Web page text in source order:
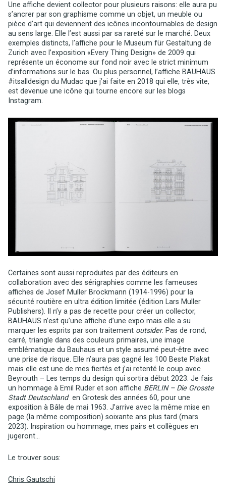
Une affiche devient collector pour plusieurs raisons: elle aura pu
s’ancrer par son graphisme comme un objet, un meuble ou
pièce d’art qui deviennent des icônes incontournables de design
au sens large. Elle l’est aussi par sa rareté sur le marché. Deux
exemples distincts, l’affiche pour le Museum für Gestaltung de
Zurich avec l’exposition «Every Thing Design» de 2009 qui
représente un économe sur fond noir avec le strict minimum
d’informations sur le bas. Ou plus personnel, l’affiche BAUHAUS
#itsalldesign du Mudac que j’ai faite en 2018 qui elle, très vite,
est devenue une icône qui tourne encore sur les blogs
Instagram.
Certaines sont aussi reproduites par des éditeurs en
collaboration avec des sérigraphies comme les fameuses
affiches de Josef Muller Brockmann (1914-1996) pour la
sécurité routière en ultra édition limitée (édition Lars Muller
Publishers). Il n’y a pas de recette pour créer un collector,
BAUHAUS n’est qu’une affiche d’une expo mais elle a su
marquer les esprits par son traitement outsider. Pas de rond,
carré, triangle dans des couleurs primaires, une image
emblématique du Bauhaus et un style assumé peut-être avec
une prise de risque. Elle n’aura pas gagné les 100 Beste Plakat
mais elle est une de mes fiertés et j’ai retenté le coup avec
Beyrouth – Les temps du design qui sortira début 2023. Je fais
un hommage à Emil Ruder et son affiche BERLIN – Die Grosste
Stadt Deutschlanden Grotesk des années 60, pour une
exposition à Bâle de mai 1963. J’arrive avec la même mise en
page (la même composition) soixante ans plus tard (mars
2023). Inspiration ou hommage, mes pairs et collègues en
jugeront…
Le trouver sous:
Chris Gautschi